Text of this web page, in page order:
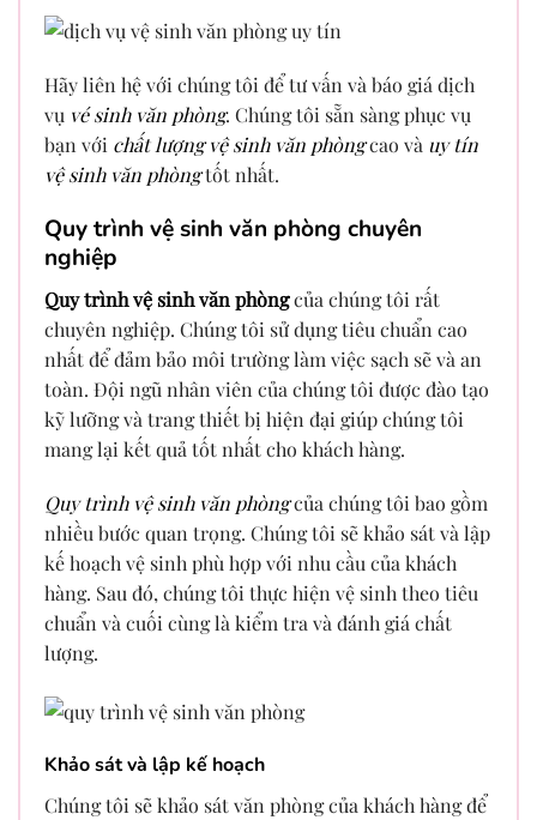
Hãy liên hệ với chúng tôi để tư vấn và báo giá dịch
vụ vé sinh văn phòng. Chúng tôi sẵn sàng phục vụ
bạn với chất lượng vệ sinh văn phòngcao và uy tín
vệ sinh văn phòngtốt nhất.
Quy trình vệ sinh văn phòng chuyên
nghiệp
Quy trình vệ sinh văn phòngcủa chúng tôi rất
chuyên nghiệp. Chúng tôi sử dụng tiêu chuẩn cao
nhất để đảm bảo môi trường làm việc sạch sẽ và an
toàn. Đội ngũ nhân viên của chúng tôi được đào tạo
kỹ lưỡng và trang thiết bị hiện đại giúp chúng tôi
mang lại kết quả tốt nhất cho khách hàng.
Quy trình vệ sinh văn phòngcủa chúng tôi bao gồm
nhiều bước quan trọng. Chúng tôi sẽ khảo sát và lập
kế hoạch vệ sinh phù hợp với nhu cầu của khách
hàng. Sau đó, chúng tôi thực hiện vệ sinh theo tiêu
chuẩn và cuối cùng là kiểm tra và đánh giá chất
lượng.
Khảo sát và lập kế hoạch
Chúng tôi sẽ khảo sát văn phòng của khách hàng để